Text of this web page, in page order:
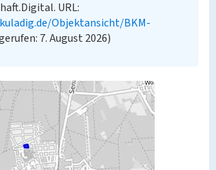
URL:
Objektansicht/BKM-
7. August 2026)